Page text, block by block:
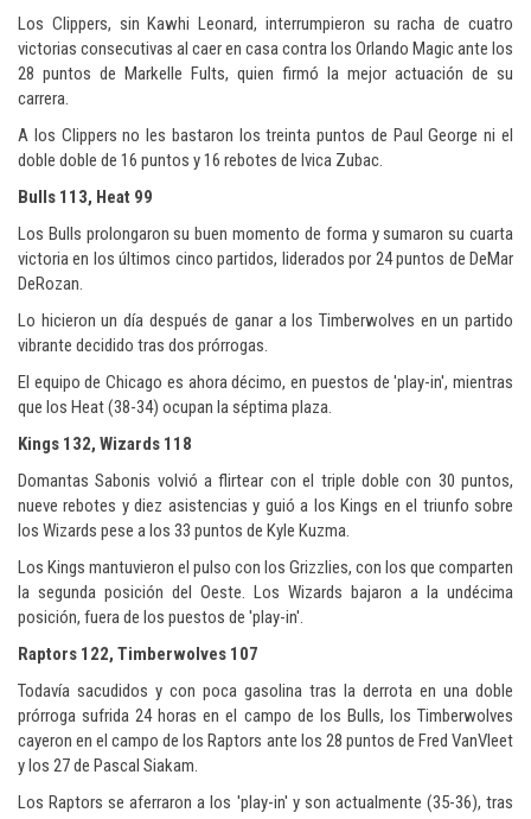
Los Clippers, sin Kawhi Leonard, interrumpieron su racha de cuatro
victorias consecutivas al caer en casa contra los Orlando Magic ante los
28 puntos de Markelle Fults, quien firmó la mejor actuación de su
carrera.
A los Clippers no les bastaron los treinta puntos de Paul George ni el
doble doble de 16 puntos y 16 rebotes de Ivica Zubac.
Bulls 113, Heat 99
Los Bulls prolongaron su buen momento de forma y sumaron su cuarta
victoria en los últimos cinco partidos, liderados por 24 puntos de DeMar
DeRozan.
Lo hicieron un día después de ganar a los Timberwolves en un partido
vibrante decidido tras dos prórrogas.
El equipo de Chicago es ahora décimo, en puestos de 'play-in', mientras
que los Heat (38-34) ocupan la séptima plaza.
Kings 132, Wizards 118
Domantas Sabonis volvió a flirtear con el triple doble con 30 puntos,
nueve rebotes y diez asistencias y guió a los Kings en el triunfo sobre
los Wizards pese a los 33 puntos de Kyle Kuzma.
Los Kings mantuvieron el pulso con los Grizzlies, con los que comparten
la segunda posición del Oeste. Los Wizards bajaron a la undécima
posición, fuera de los puestos de 'play-in'.
Raptors 122, Timberwolves 107
Todavía sacudidos y con poca gasolina tras la derrota en una doble
prórroga sufrida 24 horas en el campo de los Bulls, los Timberwolves
cayeron en el campo de los Raptors ante los 28 puntos de Fred VanVleet
y los 27 de Pascal Siakam.
Los Raptors se aferraron a los 'play-in' y son actualmente (35-36), tras